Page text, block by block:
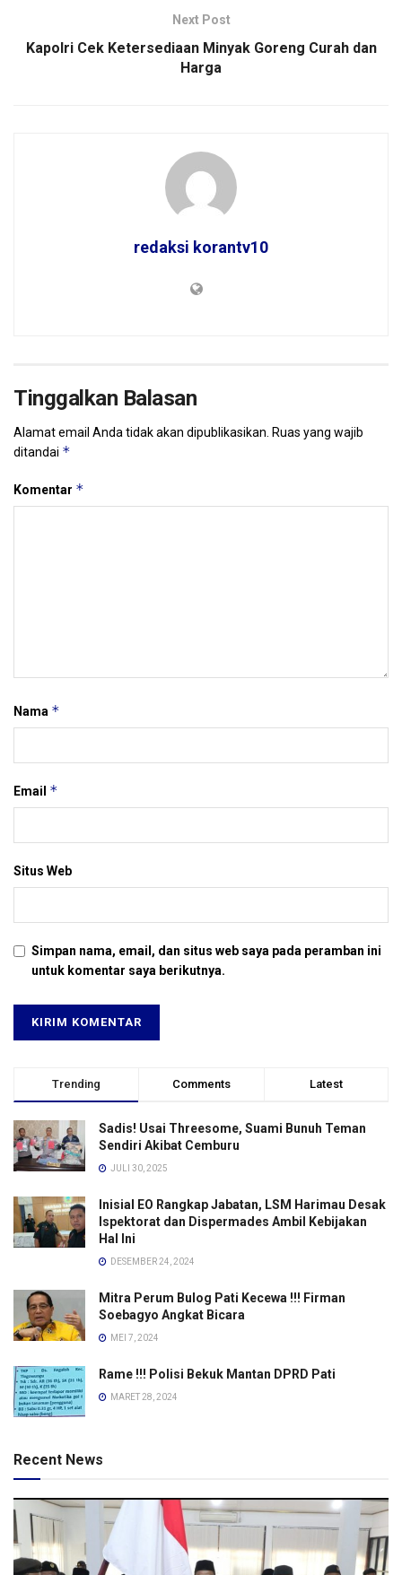
Next Post
Kapolri Cek Ketersediaan Minyak Goreng Curah dan
Harga
redaksi korantv10
Tinggalkan Balasan
Alamat email Anda tidak akan dipublikasikan. Ruas yang wajib
ditandai *
Komentar *
Nama *
Email *
Situs Web
Simpan nama, email, dan situs web saya pada peramban ini
untuk komentar saya berikutnya.
Trending Comments Latest
Sadis! Usai Threesome, Suami Bunuh Teman
Sendiri Akibat Cemburu
JULI 30, 2025
Inisial EO Rangkap Jabatan, LSM Harimau Desak
Ispektorat dan Dispermades Ambil Kebijakan
Hal Ini
DESEMBER 24, 2024
Mitra Perum Bulog Pati Kecewa !!! Firman
Soebagyo Angkat Bicara
MEI 7, 2024
Rame !!! Polisi Bekuk Mantan DPRD Pati
MARET 28, 2024
Recent News